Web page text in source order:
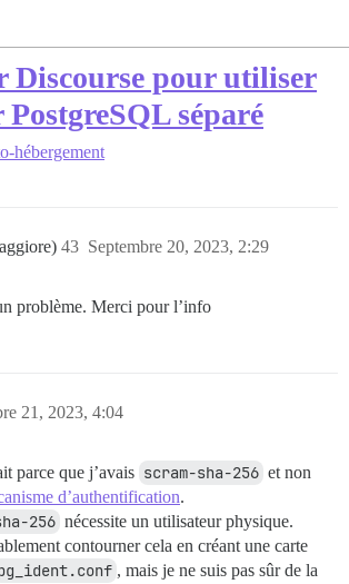
Discourse pour utiliser
séparé
hébergement
Septembre 20, 2023, 2:29
43
problème. Merci pour l’info
21, 2023, 4:04
parce que j’avais scram-sha-256 et non
d’authentification.
256 nécessite un utilisateur physique.
contourner cela en créant une carte
, mais je ne suis pas sûr de la